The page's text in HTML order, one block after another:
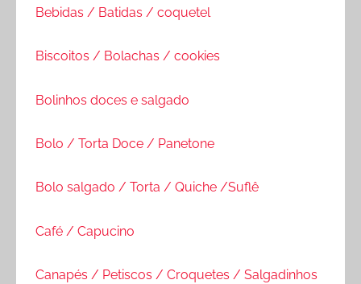
Bebidas / Batidas / coquetel
Biscoitos / Bolachas / cookies
Bolinhos doces e salgado
Bolo / Torta Doce / Panetone
Bolo salgado / Torta / Quiche /Suflê
Café / Capucino
Canapés / Petiscos / Croquetes / Salgadinhos